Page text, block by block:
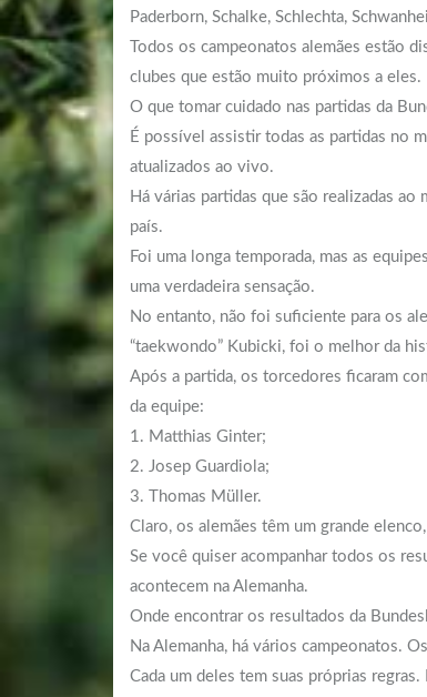
Paderborn, Schalke, Schlechta,
Todos os campeonatos alemães estão
clubes que estão muito próximos a eles.
O que tomar cuidado nas partidas da
É possível assistir todas as partidas no
atualizados ao vivo.
Há várias partidas que são realizadas
país.
Foi uma longa temporada, mas as
uma verdadeira sensação.
No entanto, não foi suficiente para os
“taekwondo” Kubicki, foi o melhor da
Após a partida, os torcedores ficaram
da equipe:
1. Matthias Ginter;
2. Josep Guardiola;
3. Thomas Müller.
Claro, os alemães têm um grande
Se você quiser acompanhar todos os
acontecem na Alemanha.
Onde encontrar os resultados da
Na Alemanha, há vários campeonatos.
Cada um deles tem suas próprias